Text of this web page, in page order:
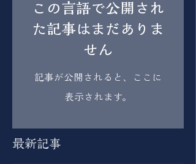
この言語で公開され
た記事はまだありま
せん
記事が公開されると、ここに
表示されます。
最新記事